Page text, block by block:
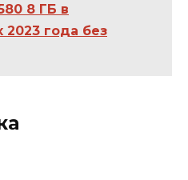
8 ГБ в
2023 года без